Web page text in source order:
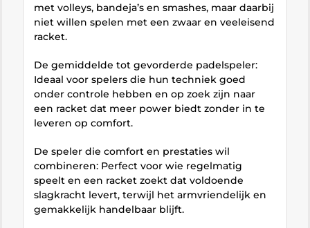
met volleys, bandeja’s en smashes, maar daarbij
niet willen spelen met een zwaar en veeleisend
racket.
De gemiddelde tot gevorderde padelspeler:
Ideaal voor spelers die hun techniek goed
onder controle hebben en op zoek zijn naar
een racket dat meer power biedt zonder in te
leveren op comfort.
De speler die comfort en prestaties wil
combineren: Perfect voor wie regelmatig
speelt en een racket zoekt dat voldoende
slagkracht levert, terwijl het armvriendelijk en
gemakkelijk handelbaar blijft.